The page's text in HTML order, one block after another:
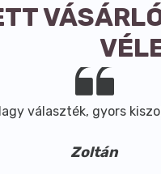
választék, gyors
Zoltán